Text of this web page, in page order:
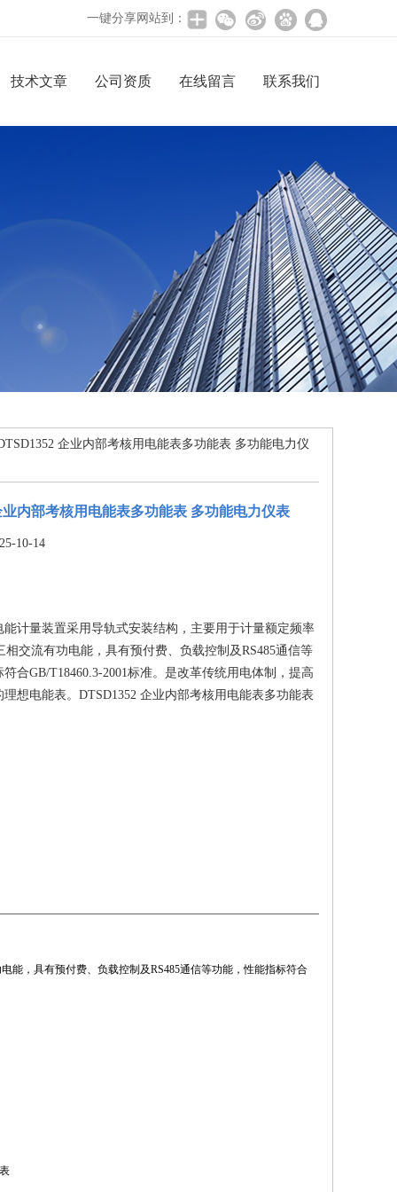
一键分享网站到：
技术文章 公司资质 在线留言 联系我们
企业内部考核用电能表多功能表 多功能电力仪
业内部考核用电能表多功能表 多功能电力仪表
10-14
能计量装置采用导轨式安装结构，主要用于计量额定频率
相交流有功电能，具有预付费、负载控制及RS485通信等
合GB/T18460.3-2001标准。是改革传统用电体制，提高
想电能表。DTSD1352 企业内部考核用电能表多功能表
能，具有预付费、负载控制及RS485通信等功能，性能指标符合